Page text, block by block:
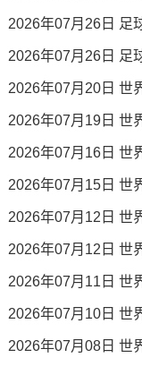
2026年07月26日 足
2026年07月26日 足
2026年07月20日 世
2026年07月19日 世
2026年07月16日 世
2026年07月15日 世
2026年07月12日 世
2026年07月12日 世
2026年07月11日 世
2026年07月10日 世
2026年07月08日 世